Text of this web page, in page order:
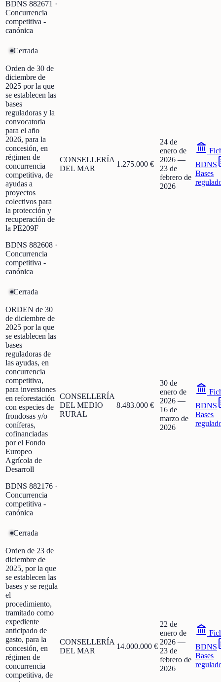
BDNS 882671 ·
Concurrencia
competitiva -
canónica
Cerrada
Orden de 30 de
diciembre de
2025 por la que
se establecen las
bases
reguladoras y la
convocatoria
para el año
2026, para la
concesión, en
régimen de
concurrencia
competitiva, de
ayudas a
proyectos
colectivos para
la protección y
recuperación de
la PE209F
BDNS 882608 ·
Concurrencia
competitiva -
canónica
CONSELLERÍA
DEL MAR
1.275.000 €
24 de
enero de
2026 —
23 de
febrero de
2026
BDNS
Bases
Cerrada
ORDEN de 30
de diciembre de
2025 por la que
se establecen las
bases
reguladoras de
las ayudas, en
concurrencia
competitiva,
para inversiones
en reforestación
con especies de
frondosas y/o
coníferas,
cofinanciadas
por el Fondo
Europeo
Agrícola de
Desarroll
BDNS 882176 ·
Concurrencia
competitiva -
canónica
CONSELLERÍA
DEL MEDIO
RURAL
8.483.000 €
30 de
enero de
2026 —
16 de
marzo de
2026
BDNS
Bases
Cerrada
Orden de 23 de
diciembre de
2025, por la que
se establecen las
bases y se regula
el
procedimiento,
tramitado como
expediente
anticipado de
gasto, para la
concesión, en
régimen de
concurrencia
competitiva, de
CONSELLERÍA
DEL MAR
14.000.000 €
22 de
enero de
2026 —
23 de
febrero de
2026
BDNS
Bases